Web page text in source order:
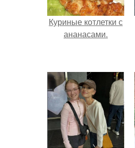
Куриные котлетки с
ананасами.